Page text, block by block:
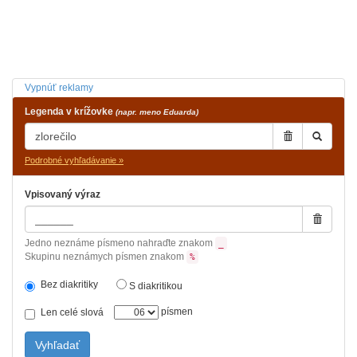
Vypnúť reklamy
Legenda v krížovke (napr. meno Eduarda)
Podrobné vyhľadávanie »
Vpisovaný výraz
Jedno neznáme písmeno nahraďte znakom
Skupinu neznámych písmen znakom %
Bez diakritiky S diakritikou
Len celé slová písmen
Vyhľadať